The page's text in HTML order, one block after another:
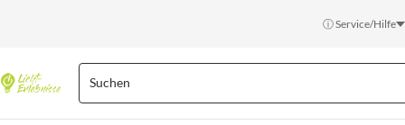
ⓘ Service/Hilfe